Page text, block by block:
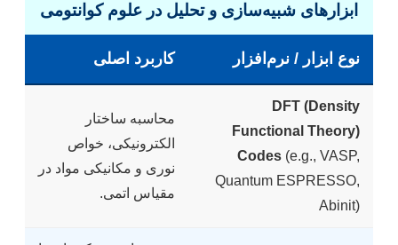
ابزارهای شبیه‌سازی و تحلیل در علوم کوانتومی
نوع ابزار / نرم‌افزار کاربرد اصلی
DFT (Density
Functional Theory)
Codes (e.g., VASP,
Quantum ESPRESSO,
Abinit)
محاسبه ساختار
الکترونیکی، خواص
نوری و مکانیکی مواد در
مقیاس اتمی.